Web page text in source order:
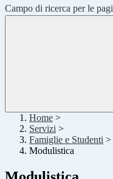
Campo di ricerca per le
Home >
Servizi >
Famiglie e Studenti >
Modulistica